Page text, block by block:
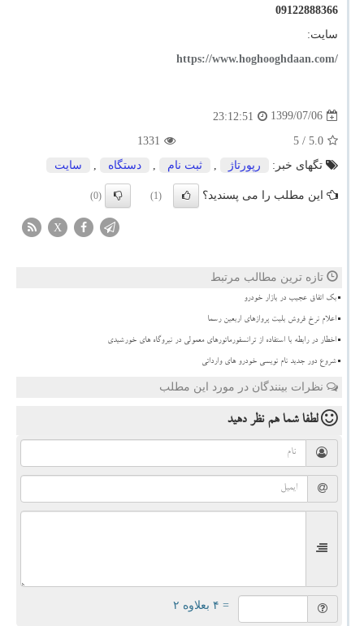
09122888366
سایت:
https://www.hoghooghdaan.com/
1399/07/06
23:12:51
5.0
/ 5
1331
تگهای خبر:
رپورتاژ , ثبت نام , دستگاه , سایت
این مطلب را می پسندید؟ (1)
(0)
X
تازه ترین مطالب مرتبط
بک اتفاق عجیب در بازار خودرو
اعلام نرخ فروش بلیت پروازهای اربعین رسما
اخطار در رابطه با استفاده از ترانسفورماتورهای معمولی در نیروگاه های خورشیدی
شروع دور جدید نام نویسی خودرو های وارداتی
نظرات بینندگان در مورد این مطلب
لطفا شما همنظر دهید
= ۴ بعلاوه ۲